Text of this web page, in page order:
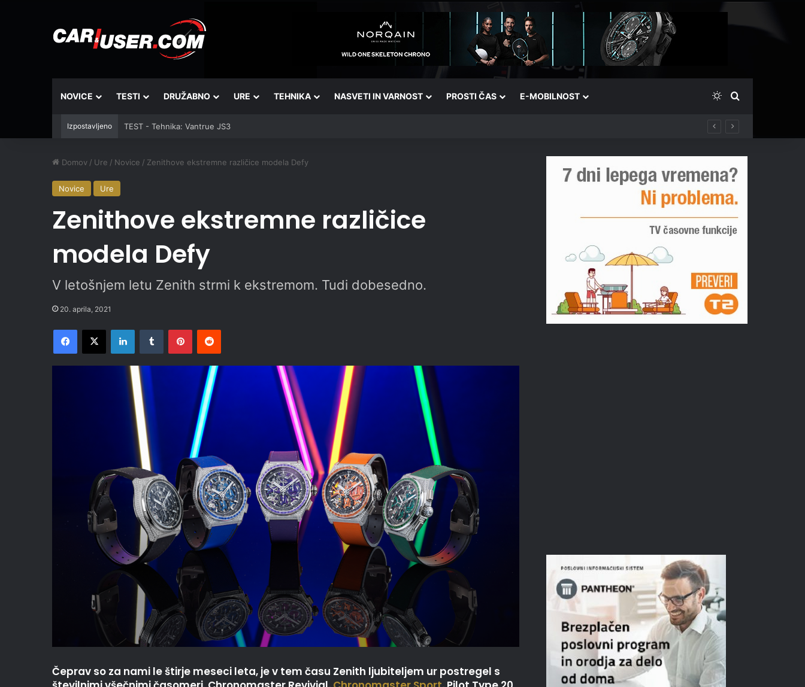
NOVICE TESTI DRUŽABNO URE TEHNIKA NASVETI IN VARNOST PROSTI ČAS E-MOBILNOST Switch skin
Išči
Izpostavljeno TEST - Tehnika: Vantrue JS3
Domov / Ure / Novice / Zenithove ekstremne različice modela Defy
Novice Ure
Zenithove ekstremne različice
modela Defy
V letošnjem letu Zenith strmi k ekstremom. Tudi dobesedno.
20. aprila, 2021
Facebook
X LinkedInTumblr PinterestReddit
Čeprav so za nami le štirje meseci leta, je v tem času Zenith ljubiteljem ur postregel s